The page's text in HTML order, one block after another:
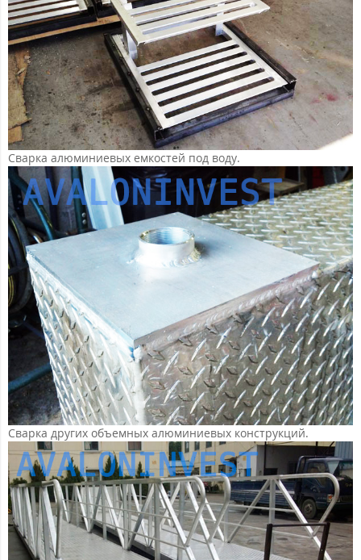
Сварка алюминиевых емкостей под воду.
Сварка других объемных алюминиевых конструкций.